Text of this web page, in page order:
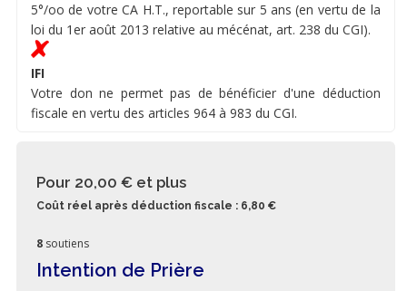
5°/oo de votre CA H.T., reportable sur 5 ans (en vertu de la
loi du 1er août 2013 relative au mécénat, art. 238 du CGI).
IFI
Votre don ne permet pas de bénéficier d'une déduction
fiscale en vertu des articles 964 à 983 du CGI.
Pour 20,00 € et plus
Coût réel après déduction fiscale : 6,80 €
8 soutiens
Intention de Prière